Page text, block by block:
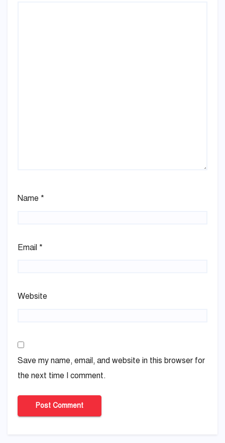
Name *
Email *
Website
Save my name, email, and website in this browser for
the next time I comment.